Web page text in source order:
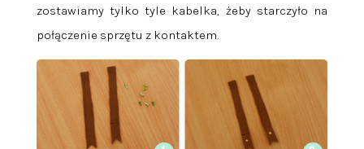
zostawiamy tylko tyle kabelka, żeby starczyło na
połączenie sprzętu z kontaktem.